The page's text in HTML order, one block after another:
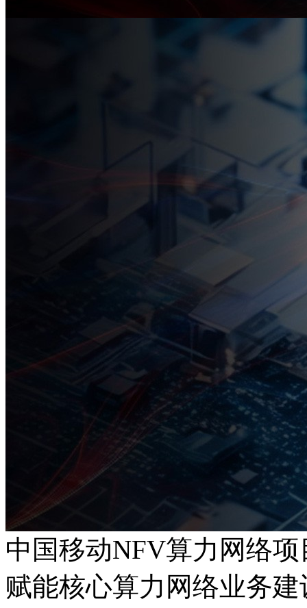
中国移动NFV算力网络项
赋能核心算力网络业务建